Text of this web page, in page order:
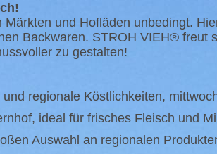
und Hofläden unbedingt.
Backwaren. STROH VIEH® freut
zu gestalten!
regionale Köstlichkeiten,
ideal für frisches Fleisch und
Auswahl an regionalen